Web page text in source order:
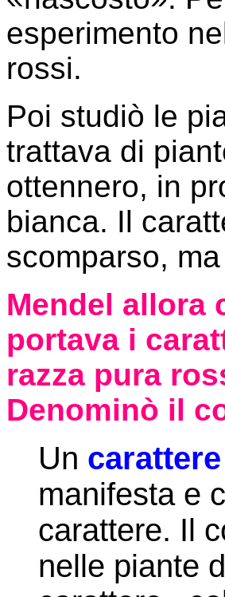
esperimento
rossi.
Poi studiò le
trattava di
ottennero, in
bianca. Il
scomparso,
Mendel allora
portava i
razza pura
Denominò il
Un
manifesta e
carattere. Il
nelle piante